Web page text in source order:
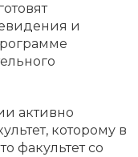
и
активно
которому в
факультет со